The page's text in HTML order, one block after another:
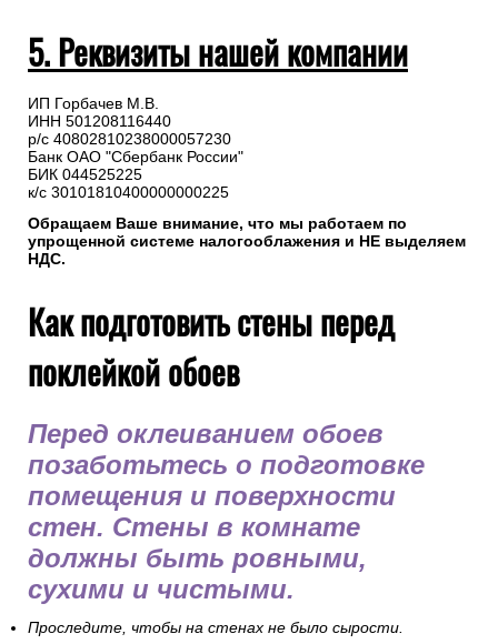
5. Реквизиты нашей компании
ИП Горбачев М.В.
ИНН 501208116440
р/с 40802810238000057230
Банк ОАО "Сбербанк России"
БИК 044525225
к/с 30101810400000000225
Обращаем Ваше внимание, что мы работаем по
упрощенной системе налогооблажения и НЕ выделяем
НДС.
Как подготовить стены перед
поклейкой обоев
Перед оклеиванием обоев
позаботьтесь о подготовке
помещения и поверхности
стен. Стены в комнате
должны быть ровными,
сухими и чистыми.
Проследите, чтобы на стенах не было сырости.